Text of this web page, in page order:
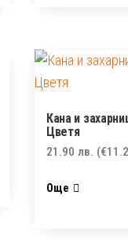
Кана и
Цветя
21.90лв.
Още